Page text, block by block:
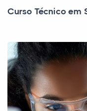
Curso Técnico em